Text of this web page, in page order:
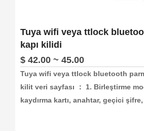
Tuya wifi veya ttlock
kapı kilidi
$ 42.00 ~ 45.00
Tuya wifi veya ttlock bluetooth
kilit veri sayfası ： 1. Birleştirme
kaydırma kartı, anahtar, geçici